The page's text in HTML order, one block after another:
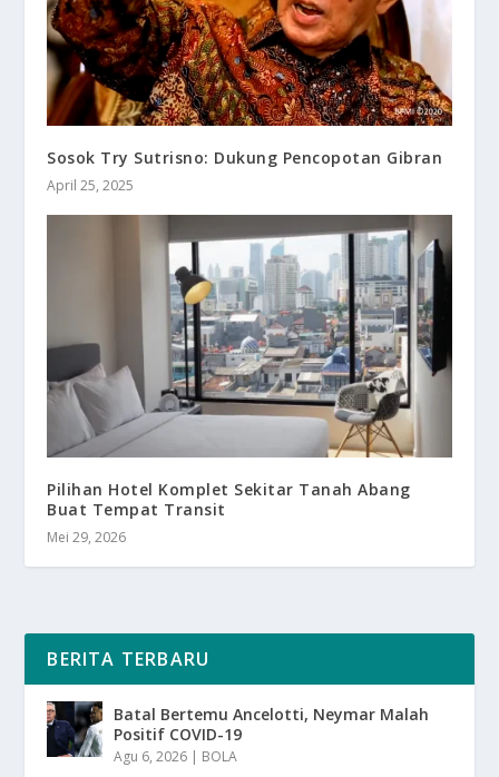
Sosok Try Sutrisno: Dukung Pencopotan Gibran
April 25, 2025
Pilihan Hotel Komplet Sekitar Tanah Abang
Buat Tempat Transit
Mei 29, 2026
BERITA TERBARU
Batal Bertemu Ancelotti, Neymar Malah
Positif COVID-19
Agu 6, 2026 | BOLA